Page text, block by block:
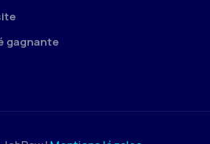
gagnante